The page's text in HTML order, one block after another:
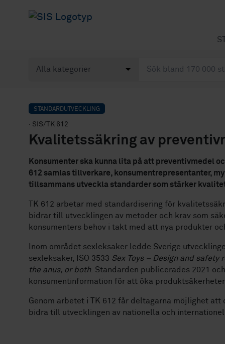
STANDARDUTVECKLING
· SIS/TK 612
Kvalitetssäkring av
Konsumenter ska kunna lita på att preventivmedel
612 samlas tillverkare, konsumentrepresentanter,
tillsammans utveckla standarder som stärker
TK 612 arbetar med standardisering för
bidrar till utvecklingen av metoder och krav som
konsumenters behov i takt med att nya produkter
Inom området sexleksaker ledde Sverige
sexleksaker, ISO 3533 Sex Toys – Design and
the anus, or both. Standarden publicerades 2021
konsumentinformation för att öka
Genom arbetet i TK 612 får deltagarna möjlighet
bidra till utvecklingen av nationella och